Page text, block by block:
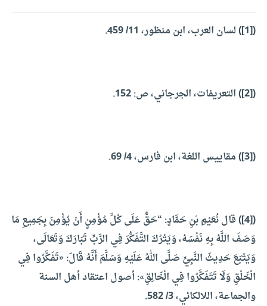
(
[1] ) لسان العرب، ابن منظور، 11/ 459.
(
[2] ) التعريفات، الجرجاني، ص: 152.
(
[3] ) مقاييس اللغة، ابن فارس، 4/ 69.
(
[4] ) قال نُعَيْمِ بْنِ حَمَّادٍ: “حَقٌّ عَلَى كُلِّ مُؤْمِنٍ أَنْ يُؤْمِنَ بِجَمِيعِ مَا
وَصَفَ اللَّهُ بِهِ نَفْسَهُ، وَيَتْرُكَ التَّفَكُّرَ فِي الرَّبِّ تَبَارَكَ وَتَعَالَى،
وَيَتْبَعَ حَدِيثَ النَّبِيِّ صَلَّى اللهُ عَلَيْهِ وَسَلَّمَ أَنَّهُ قَالَ: «تَفَكَّرُوا فِي
الْخَلْقِ وَلَا تَتَفَكَّرُوا فِي الْخَالِقِ»: أصول اعتقاد أهل السنة
والجماعة، اللالكائي، 3/ 582.